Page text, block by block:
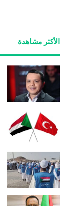
الأكثر مشاهدة